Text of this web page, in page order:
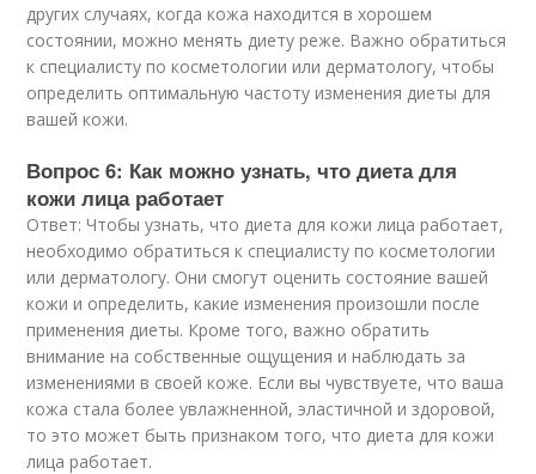
других случаях, когда кожа находится в хорошем
состоянии, можно менять диету реже. Важно обратиться
к специалисту по косметологии или дерматологу, чтобы
определить оптимальную частоту изменения диеты для
вашей кожи.
Вопрос 6: Как можно узнать, что диета для
кожи лица работает
Ответ: Чтобы узнать, что диета для кожи лица работает,
необходимо обратиться к специалисту по косметологии
или дерматологу. Они смогут оценить состояние вашей
кожи и определить, какие изменения произошли после
применения диеты. Кроме того, важно обратить
внимание на собственные ощущения и наблюдать за
изменениями в своей коже. Если вы чувствуете, что ваша
кожа стала более увлажненной, эластичной и здоровой,
то это может быть признаком того, что диета для кожи
лица работает.